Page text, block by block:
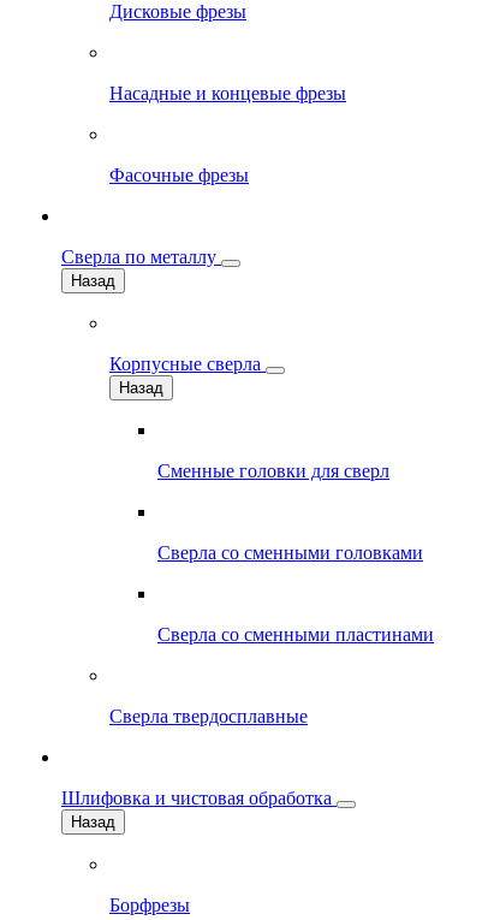
Дисковые фрезы
Насадные и концевые фрезы
Фасочные фрезы
Сверла по металлу
Назад
Корпусные сверла
Назад
Сменные головки для сверл
Сверла со сменными головками
Сверла со сменными пластинами
Сверла твердосплавные
Шлифовка и чистовая обработка
Назад
Борфрезы